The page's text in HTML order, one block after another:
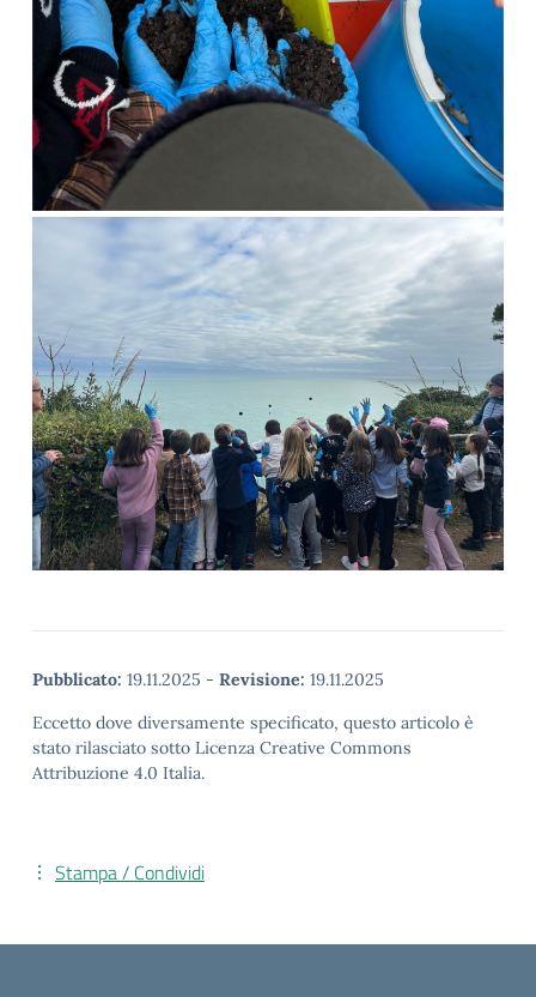
Pubblicato: 19.11.2025 - Revisione: 19.11.2025
Eccetto dove diversamente specificato, questo articolo è
stato rilasciato sotto Licenza Creative Commons
Attribuzione 4.0 Italia.
Stampa / Condividi